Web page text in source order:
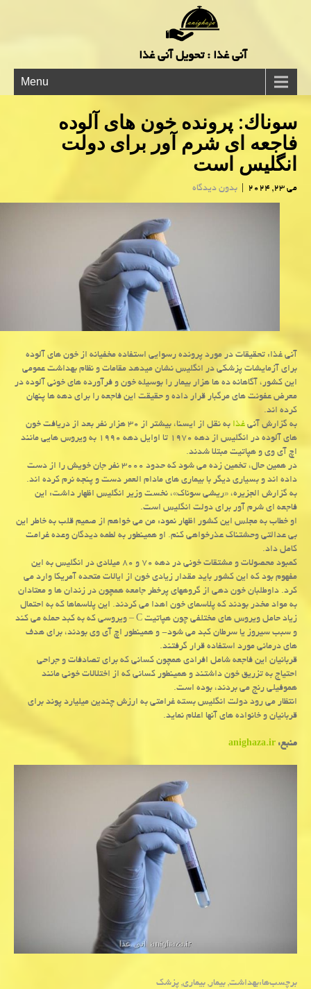
آنی غذا : تحویل آنی غذا
Menu
سوناك: پرونده خون های آلوده
فاجعه ای شرم آور برای دولت
انگلیس است
می 23, 2024 | بدون دیدگاه
آنی غذا: تحقیقات در مورد پرونده رسوایی استفاده مخفیانه از خون های آلوده
برای آزمایشات پزشکی در انگلیس نشان میدهد مقامات و نظام بهداشت عمومی
این کشور، آگاهانه ده ها هزار بیمار را بوسیله خون و فرآورده های خونی آلوده در
معرض عفونت های مرگبار قرار داده و حقیقت این فاجعه را برای دهه ها پنهان
کرده اند.
به گزارش آنیغذا
به نقل از ایسنا، بیشتر از ۳۰ هزار نفر بعد از دریافت خون
های آلوده در انگلیس از دهه ۱۹۷۰ تا اوایل دهه ۱۹۹۰ به ویروس هایی مانند
اچ آی وی و هپاتیت مبتلا شدند.
در همین حال، تخمین زده می شود که حدود ۳۰۰۰ نفر جان خویش را از دست
داده اند و بسیاری دیگر با بیماری های مادام العمر دست و پنجه نرم کرده اند.
به گزارش الجزیره، «ریشی سوناک»، نخست وزیر انگلیس اظهار داشت: این
فاجعه ای شرم آور برای دولت انگلیس است.
او خطاب به مجلس این کشور اظهار نمود: من می خواهم از صمیم قلب به خاطر این
بی عدالتی وحشتناک عذرخواهی کنم. او همینطور به لطمه دیدگان وعده غرامت
کامل داد.
کمبود محصولات و مشتقات خونی در دهه ۷۰ و ۸۰ میلادی در انگلیس به این
مفهوم بود که این کشور باید مقدار زیادی خون از ایالات متحده آمریکا وارد می
کرد. داوطلبان خون دهی از گروههای پرخطر جامعه همچون در زندان ها و معتادان
به مواد مخدر بودند که پلاسمای خون اهدا می کردند. این پلاسماها که به احتمال
زیاد حامل ویروس های مختلفی چون هپاتیت C – ویروسی که به کبد حمله می کند
و سبب سیروز یا سرطان کبد می شود- و همینطور اچ آی وی بودند، برای هدف
های درمانی مورد استفاده قرار گرفتند.
قربانیان این فاجعه شامل افرادی همچون کسانی که برای تصادفات و جراحی
احتیاج به تزریق خون داشتند و همینطور کسانی که از اختلالات خونی مانند
هموفیلی رنج می بردند، بوده است.
انتظار می رود دولت انگلیس بسته غرامتی به ارزش چندین میلیارد پوند برای
قربانیان و خانواده های آنها اعلام نماید.
منبع:anighaza.ir
برچسب‌ها:بهداشت,بیمار, بیماری,پزشك